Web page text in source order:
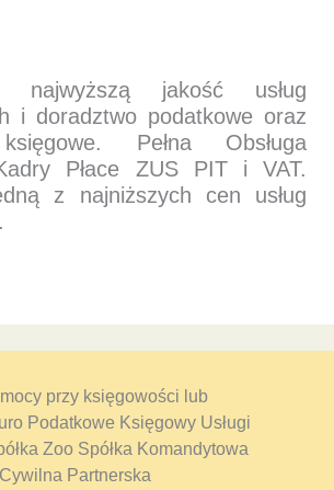
najwyższą jakość usług
i doradztwo podatkowe oraz
Pełna Obsługa
Płace ZUS PIT i VAT.
z najniższych cen usług
przy księgowości lub
Podatkowe Księgowy Usługi
Zoo Spółka Komandytowa
Partnerska